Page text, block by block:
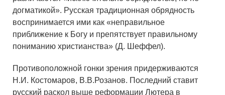
догматикой». Русская традиционная обрядность
воспринимается ими как «неправильное
приближение к Богу и препятствует правильному
пониманию христианства» (Д. Шеффел).
Противоположной гонки зрения придерживаются
Н.И. Костомаров, В.В.Розанов. Последний ставит
русский раскол выше реформации Лютера в